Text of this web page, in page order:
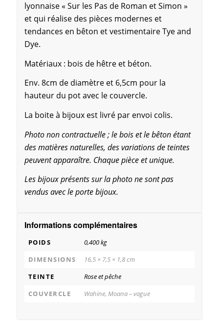
lyonnaise « Sur les Pas de Roman et Simon »
et qui réalise des pièces modernes et
tendances en bêton et vestimentaire Tye and
Dye.
Matériaux : bois de hêtre et béton.
Env. 8cm de diamètre et 6,5cm pour la
hauteur du pot avec le couvercle.
La boite à bijoux est livré par envoi colis.
Photo non contractuelle ; le bois et le bêton étant
des matières naturelles, des variations de teintes
peuvent apparaître. Chaque pièce et unique.
Les bijoux présents sur la photo ne sont pas
vendus avec le porte bijoux.
Informations complémentaires
POIDS
0,400 kg
DIMENSIONS
16,5 × 7,5 × 1,8 cm
TEINTE
Rose et pêche
COUVERCLE
Wahine, Moana – vague